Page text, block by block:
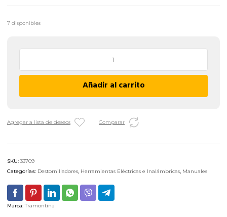
7 disponibles
Aislado
Tramontina
8
cantidad
Añadir al carrito
Agregar a lista de deseos Comparar
SKU: 33709
Categorías: Destornilladores, Herramientas Eléctricas e Inalámbricas, Manuales
Marca:Tramontina